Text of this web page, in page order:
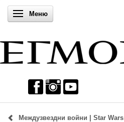
Включи навигацията
Меню
Междузвездни войни | Star Wars